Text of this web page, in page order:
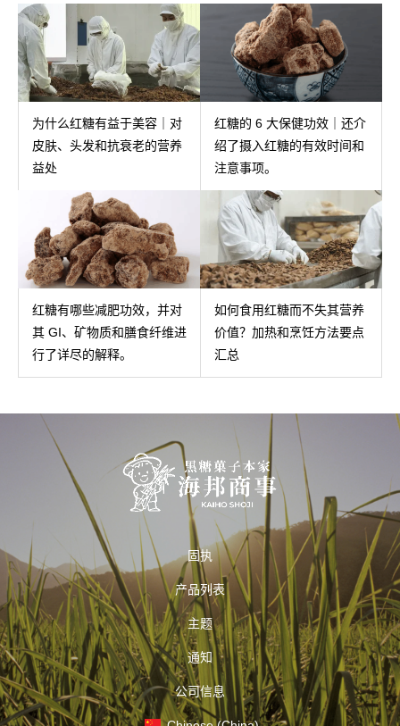
为什么红糖有益于美容｜对
皮肤、头发和抗衰老的营养
益处
红糖的 6 大保健功效｜还介
绍了摄入红糖的有效时间和
注意事项。
红糖有哪些减肥功效，并对
其 GI、矿物质和膳食纤维进
行了详尽的解释。
如何食用红糖而不失其营养
价值？加热和烹饪方法要点
汇总
固执
产品列表
主题
通知
公司信息